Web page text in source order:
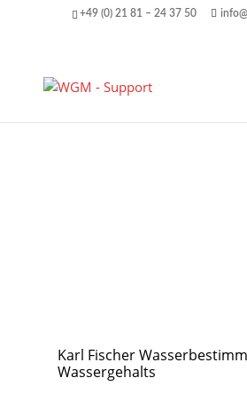
+49 (0) 21 81 – 24 37 50
Karl Fischer
Wassergehalts